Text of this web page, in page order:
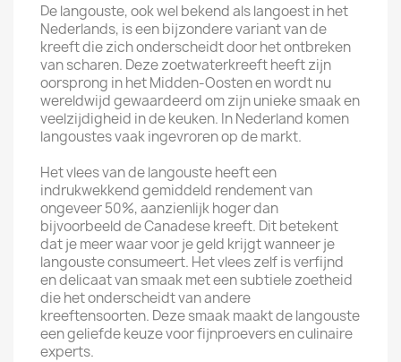
De langouste, ook wel bekend als langoest in het
Nederlands, is een bijzondere variant van de
kreeft die zich onderscheidt door het ontbreken
van scharen. Deze zoetwaterkreeft heeft zijn
oorsprong in het Midden-Oosten en wordt nu
wereldwijd gewaardeerd om zijn unieke smaak en
veelzijdigheid in de keuken. In Nederland komen
langoustes vaak ingevroren op de markt.
Het vlees van de langouste heeft een
indrukwekkend gemiddeld rendement van
ongeveer 50%, aanzienlijk hoger dan
bijvoorbeeld de Canadese kreeft. Dit betekent
dat je meer waar voor je geld krijgt wanneer je
langouste consumeert. Het vlees zelf is verfijnd
en delicaat van smaak met een subtiele zoetheid
die het onderscheidt van andere
kreeftensoorten. Deze smaak maakt de langouste
een geliefde keuze voor fijnproevers en culinaire
experts.